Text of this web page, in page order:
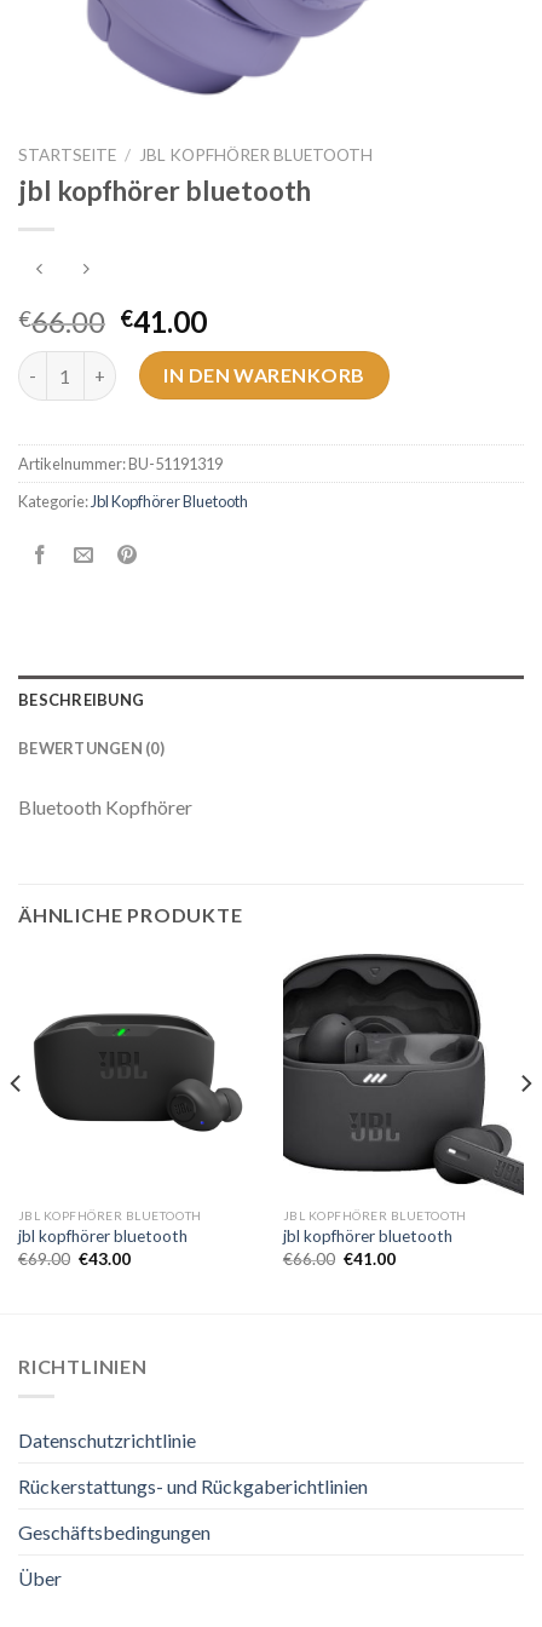
STARTSEITE / JBL KOPFHÖRER BLUETOOTH
jbl kopfhörer bluetooth
€66.00 €41.00
jbl kopfhörer bluetooth Menge
IN DEN WARENKORB
Artikelnummer:BU-51191319
Kategorie:Jbl Kopfhörer Bluetooth
BESCHREIBUNG
BEWERTUNGEN (0)
Bluetooth Kopfhörer
ÄHNLICHE PRODUKTE
JBL KOPFHÖRER BLUETOOTH
jbl kopfhörer bluetooth
€69.00 €43.00
JBL KOPFHÖRER BLUETOOTH
jbl kopfhörer bluetooth
€66.00 €41.00
RICHTLINIEN
Datenschutzrichtlinie
Rückerstattungs- und Rückgaberichtlinien
Geschäftsbedingungen
Über